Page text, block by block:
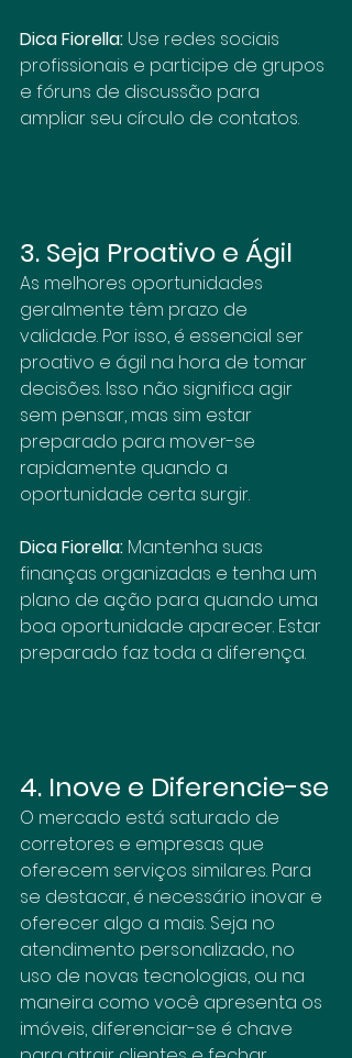
Dica Fiorella: Use redes sociais
profissionais e participe de grupos
e fóruns de discussão para
ampliar seu círculo de contatos.
3. Seja Proativo e Ágil
As melhores oportunidades
geralmente têm prazo de
validade. Por isso, é essencial ser
proativo e ágil na hora de tomar
decisões. Isso não significa agir
sem pensar, mas sim estar
preparado para mover-se
rapidamente quando a
oportunidade certa surgir.
Dica Fiorella: Mantenha suas
finanças organizadas e tenha um
plano de ação para quando uma
boa oportunidade aparecer. Estar
preparado faz toda a diferença.
4. Inove e Diferencie-se
O mercado está saturado de
corretores e empresas que
oferecem serviços similares. Para
se destacar, é necessário inovar e
oferecer algo a mais. Seja no
atendimento personalizado, no
uso de novas tecnologias, ou na
maneira como você apresenta os
imóveis, diferenciar-se é chave